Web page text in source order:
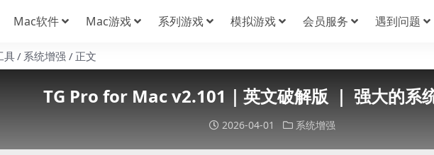
Mac软件 Mac游戏 系列游戏 模拟游戏 会员服务 遇到问题
具 系统增强 正文
TG Pro for Mac v2.101｜英文破解版 ｜ 强大的系
2026-04-01 系统增强